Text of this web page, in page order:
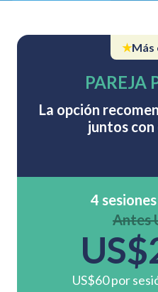
★Más
PAREJA
La opción
juntos
4
Antes
US$60 por